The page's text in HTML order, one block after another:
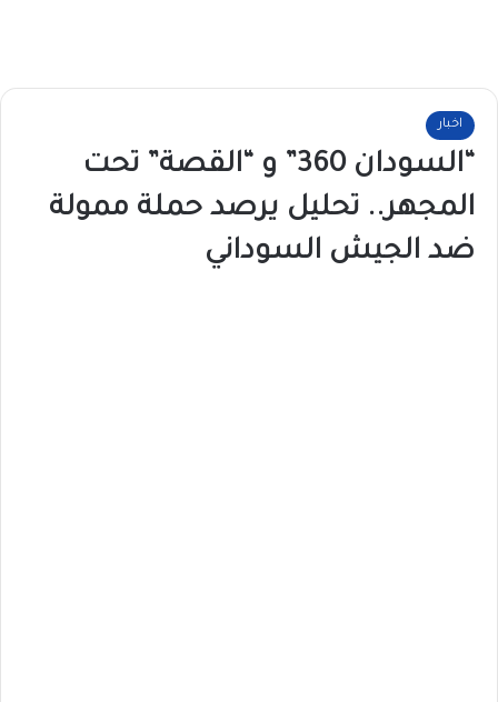
اخبار
“السودان 360” و “القصة” تحت
المجهر.. تحليل يرصد حملة ممولة
ضد الجيش السوداني